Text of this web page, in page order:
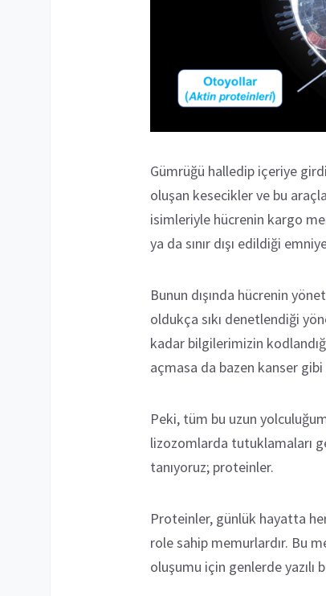
Gümrüğü halledip içeriye
oluşan kesecikler ve bu
isimleriyle hücrenin kargo
ya da sınır dışı edildiği
Bunun dışında hücrenin
oldukça sıkı denetlendiği
kadar bilgilerimizin
açmasa da bazen kanser
Peki, tüm bu uzun
lizozomlarda tutuklamaları
tanıyoruz; proteinler.
Proteinler, günlük hayatta
role sahip memurlardır. Bu
oluşumu için genlerde